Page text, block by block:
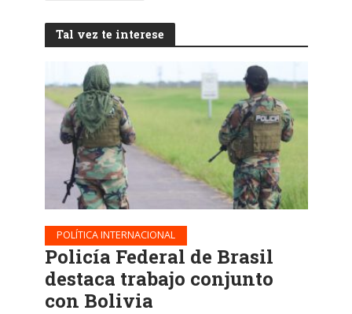
Tal vez te interese
POLÍTICA INTERNACIONAL
Policía Federal de Brasil
destaca trabajo conjunto
con Bolivia